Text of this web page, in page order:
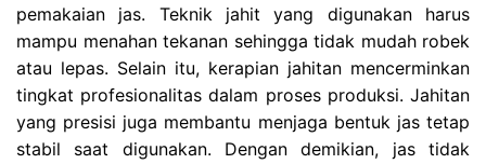
pemakaian jas. Teknik jahit yang digunakan harus
mampu menahan tekanan sehingga tidak mudah robek
atau lepas. Selain itu, kerapian jahitan mencerminkan
tingkat profesionalitas dalam proses produksi. Jahitan
yang presisi juga membantu menjaga bentuk jas tetap
stabil saat digunakan. Dengan demikian, jas tidak